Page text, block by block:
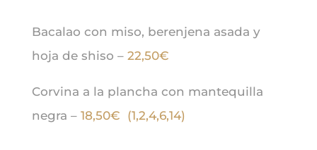
Bacalao con miso, berenjena asada y
hoja de shiso –22,50€
Corvina a la plancha con mantequilla
negra – 18,50€ (1,2,4,6,14)